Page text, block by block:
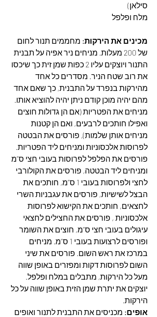
סילאן)
מלח ופלפל
מכינים את הירקות: מחממים תנור לחום
של 200 מעלות. מניחים ניר אפיה על תבנית
התנור ויוצקים עליו 2 כפות שמן זית כך שיכסו
את רוב שטח הניר. מסדרים כל אחד
מהירקות בנפרד על התבנית, כך שאם אחד
מהם יהיה מוכן קודם ניתן יהיה להוציא אותו.
מניחים את הפטריות (אם הן גדולות חוצים
ואפילו חותכים לרבעים, ואם הן קטנות
מניחים אותן שלמות), פורסים את הבטטה
לפרוסות אלכסוניות ומניחים ליד הפטריות.
פורסים את הפלפל לפרוסות בעובי חצי ס”מ
ומניחים ליד הבטטה, פורסים את הקולורבי
לחצי ולפרוסות בעובי 1 ס”מ, חותכים את
הבצל לשישיות, פורסים את עגבניות השרי
לחצאים, חותכים את הקישוא לפרוסות
אלכסוניות , פורסים את החצילים לחצאי
עיגולים בעובי חצי ס”מ, חוצים את השומר
ופורסים לרצועות בעובי 1 ס”מ. מניחים
במרכז את ראש השום. פורסים את שיני
השום לפרוסות דקות ומפזרים באופן שווה
מעל כל הירקות, מתבלים במלח ופלפל.
יוצקים את יתרת שמן הזית באופן שווה על כל
הירקות.
אופים: מכניסים את התבנית לתנור ואופים